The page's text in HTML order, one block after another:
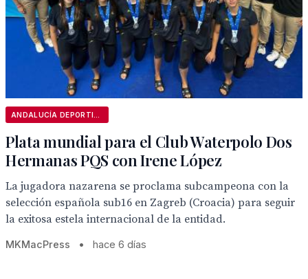
Plata mundial para el Club Waterpolo Dos
Hermanas PQS con Irene López
La jugadora nazarena se proclama subcampeona con la
selección española sub16 en Zagreb (Croacia) para seguir
la exitosa estela internacional de la entidad.
MKMacPress • hace 6 días